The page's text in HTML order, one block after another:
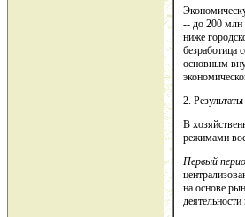
-- до 200 млн
ниже
безработица
основным
2.
В
режимами
Первый
на основе
деятельности